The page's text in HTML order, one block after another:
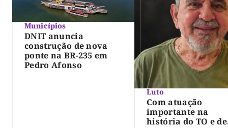
Municípios
DNIT anuncia
construção de nova
ponte na BR-235 em
Pedro Afonso
Luto
Com atuação
importante na
história do TO e de